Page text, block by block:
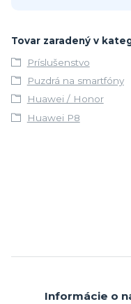
Tovar zaradený v
Príslušenstvo
Puzdrá na smartfóny
Huawei / Honor
Huawei P8
Informácie o